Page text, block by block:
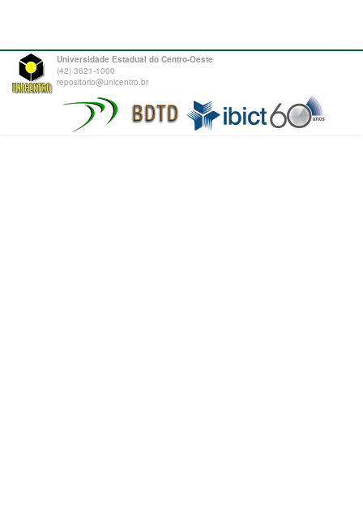
Universidade Estadual do Centro-Oeste
(42) 3621-1000
repositorio@unicentro.br